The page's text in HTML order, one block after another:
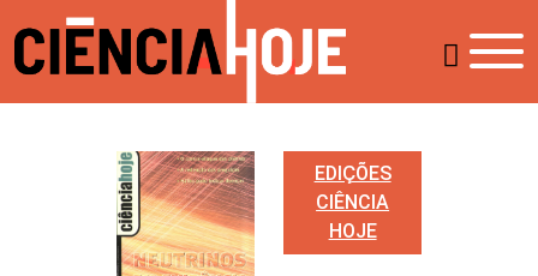
EDIÇÕES
CIÊNCIA
HOJE